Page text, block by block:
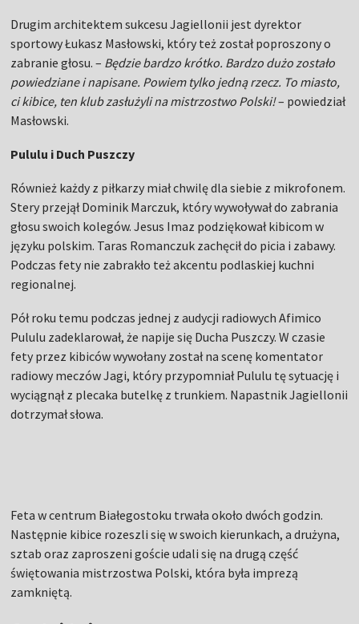
Drugim architektem sukcesu Jagiellonii jest dyrektor
sportowy Łukasz Masłowski, który też został poproszony o
zabranie głosu. – Będzie bardzo krótko. Bardzo dużo zostało
powiedziane i napisane. Powiem tylko jedną rzecz. To miasto,
ci kibice, ten klub zasłużyli na mistrzostwo Polski!– powiedział
Masłowski.
Pululu i Duch Puszczy
Również każdy z piłkarzy miał chwilę dla siebie z mikrofonem.
Stery przejął Dominik Marczuk, który wywoływał do zabrania
głosu swoich kolegów. Jesus Imaz podziękował kibicom w
języku polskim. Taras Romanczuk zachęcił do picia i zabawy.
Podczas fety nie zabrakło też akcentu podlaskiej kuchni
regionalnej.
Pół roku temu podczas jednej z audycji radiowych Afimico
Pululu zadeklarował, że napije się Ducha Puszczy. W czasie
fety przez kibiców wywołany został na scenę komentator
radiowy meczów Jagi, który przypomniał Pululu tę sytuację i
wyciągnął z plecaka butelkę z trunkiem. Napastnik Jagiellonii
dotrzymał słowa.
Feta w centrum Białegostoku trwała około dwóch godzin.
Następnie kibice rozeszli się w swoich kierunkach, a drużyna,
sztab oraz zaproszeni goście udali się na drugą część
świętowania mistrzostwa Polski, która była imprezą
zamkniętą.